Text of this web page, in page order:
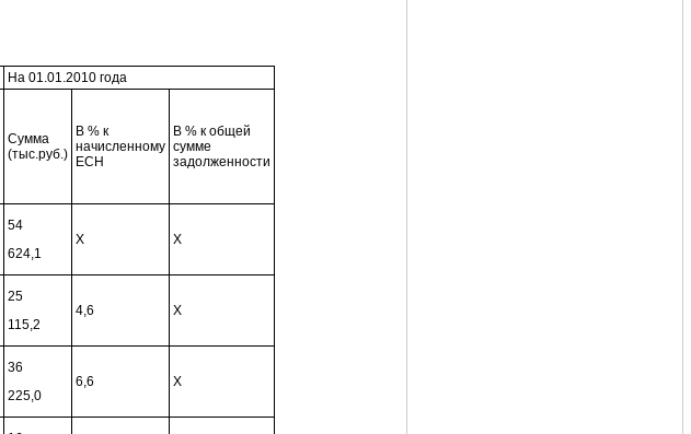
На 01.01.2010 года
Сумма
(тыс.руб.)
В % к
начисленному
ЕСН
В % к общей
сумме
задолженности
54
624,1
X X
25
115,2
4,6 X
36
225,0
6,6 X